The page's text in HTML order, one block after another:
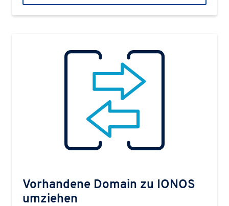
Vorhandene Domain zu IONOS
umziehen